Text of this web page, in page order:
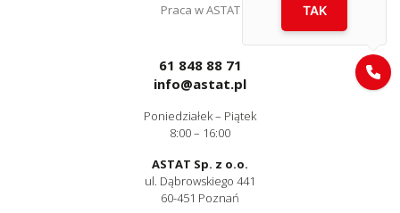
Praca w ASTAT
61 848 88 71
info@astat.pl
Poniedziałek – Piątek
8:00 – 16:00
ASTAT Sp. z o.o.
ul. Dąbrowskiego 441
60-451 Poznań
TAK